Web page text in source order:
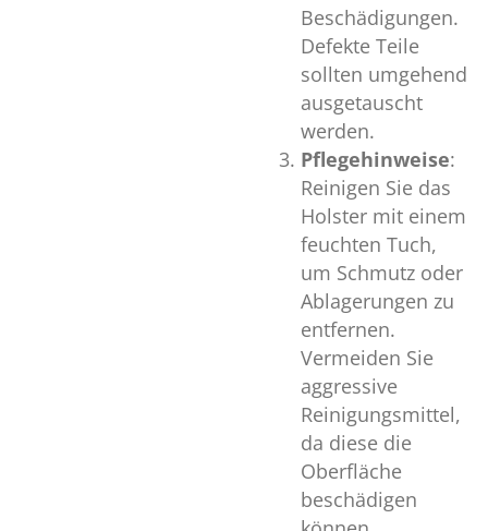
Beschädigungen.
Defekte Teile
sollten umgehend
ausgetauscht
werden.
Pflegehinweise:
Reinigen Sie das
Holster mit einem
feuchten Tuch,
um Schmutz oder
Ablagerungen zu
entfernen.
Vermeiden Sie
aggressive
Reinigungsmittel,
da diese die
Oberfläche
beschädigen